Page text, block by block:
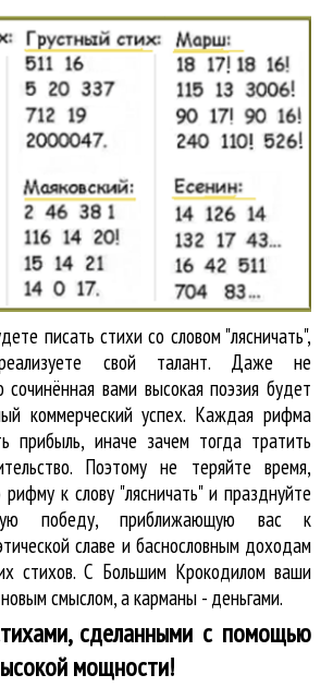
писать стихи со словом "лясничать",
свой талант. Даже не
сочинённая вами высокая поэзия будет
коммерческий успех. Каждая рифма
прибыль, иначе зачем тогда тратить
Поэтому не теряйте время,
к слову "лясничать" и празднуйте
победу, приближающую вас к
славе и баснословным доходам
стихов. С Большим Крокодилом ваши
смыслом, а карманы - деньгами.
сделанными с помощью
мощности!